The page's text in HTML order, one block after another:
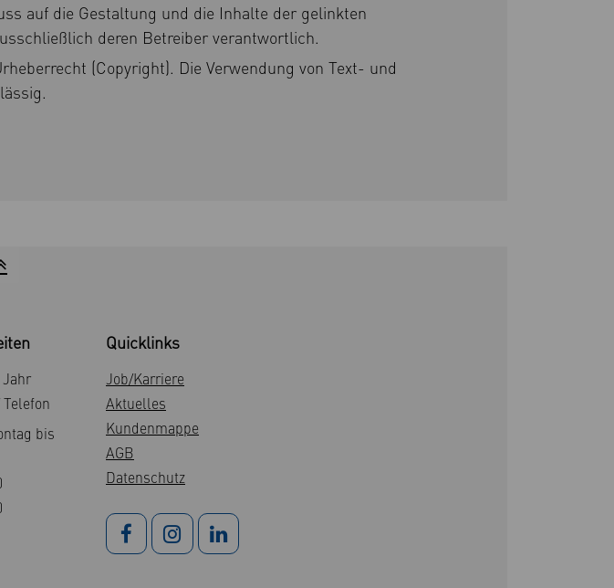
auf die Gestaltung und die Inhalte der gelinkten
deren Betreiber verantwortlich.
(Copyright). Die Verwendung von Text- und
Jahr
bis
Quicklinks
Job/Karriere
Aktuelles
Kundenmappe
AGB
Datenschutz